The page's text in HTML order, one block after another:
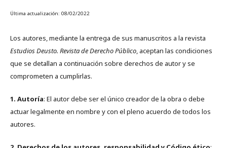
Última actualización: 08/02/2022
Los autores, mediante la entrega de sus manuscritos a la revista
Estudios Deusto. Revista de Derecho Público, aceptan las condiciones
que se detallan a continuación sobre derechos de autor y se
comprometen a cumplirlas.
1. Autoría: El autor debe ser el único creador de la obra o debe
actuar legalmente en nombre y con el pleno acuerdo de todos los
autores.